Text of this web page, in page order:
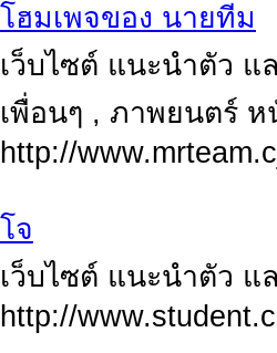
โฮมเพจของ นายทีม
เว็บไซต์ แนะนำตัว แ
เพื่อนๆ , ภาพยนตร์ ห
http://
โจ
เว็บไซต์ แนะนำตัว แ
http://